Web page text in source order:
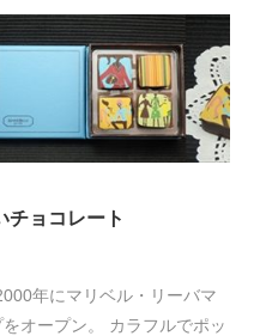
チョコレート
年にマリベル・リーバマ
オープン。 カラフルでポッ